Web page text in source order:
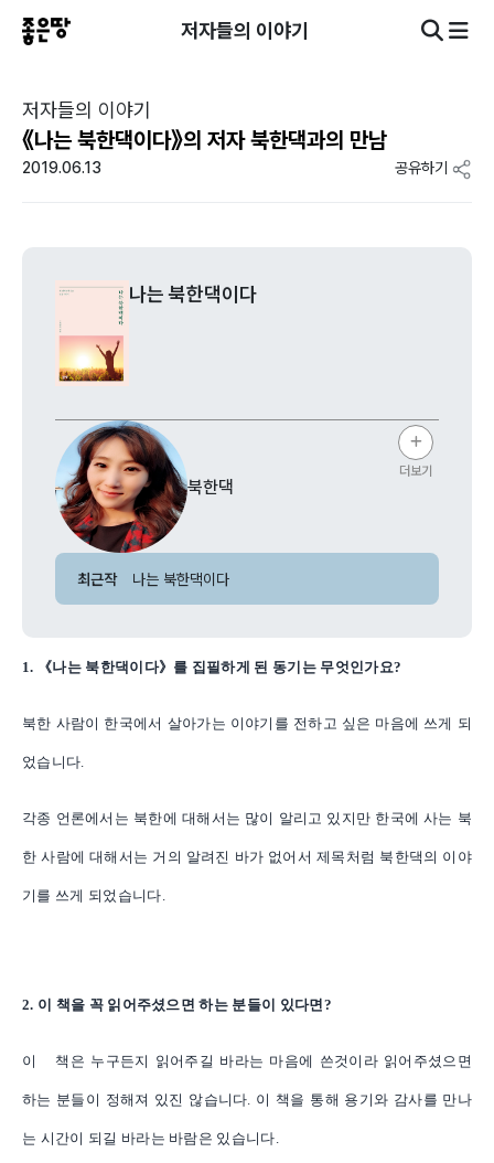
저자들의 이야기
저자들의 이야기
《나는 북한댁이다》의 저자 북한댁과의 만남
2019.06.13 공유하기
나는 북한댁이다
북한댁
더보기
최근작 나는 북한댁이다
1. 《나는 북한댁이다》를 집필하게 된 동기는 무엇인가요?
북한 사람이 한국에서 살아가는 이야기를 전하고 싶은 마음에 쓰게 되
었습니다.
각종 언론에서는 북한에 대해서는 많이 알리고 있지만 한국에 사는 북
한 사람에 대해서는 거의 알려진 바가 없어서 제목처럼 북한댁의 이야
기를 쓰게 되었습니다.
2. 이 책을 꼭 읽어주셨으면 하는 분들이 있다면?
이 책은 누구든지 읽어주길 바라는 마음에 쓴것이라 읽어주셨으면
하는 분들이 정해져 있진 않습니다. 이 책을 통해 용기와 감사를 만나
는 시간이 되길 바라는 바람은 있습니다.